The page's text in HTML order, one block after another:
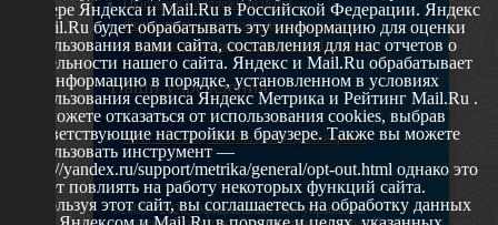
Окружной молодежный центр
Федеральное агенство по делам молодежи
Туристско-информационный центр Ноябрьска
Наши учреждения
МАУ МП МЦ "Школа Ямолод. Ноябрьск"
©2005 – 2026, Официальный сайт управления
сервере Яндекса и Mail.Ru в Российской Федерации. Яндекс
и Mail.Ru будет обрабатывать эту информацию для оценки
использования вами сайта, составления для нас отчетов о
деятельности нашего сайта. Яндекс и Mail.Ru обрабатывает
эту информацию в порядке, установленном в условиях
использования сервиса Яндекс Метрика и Рейтинг Mail.Ru .
Вы можете отказаться от использования cookies, выбрав
соответствующие настройки в браузере. Также вы можете
использовать инструмент —
https://yandex.ru/support/metrika/general/opt-out.html однако это
может повлиять на работу некоторых функций сайта.
Используя этот сайт, вы соглашаетесь на обработку данных